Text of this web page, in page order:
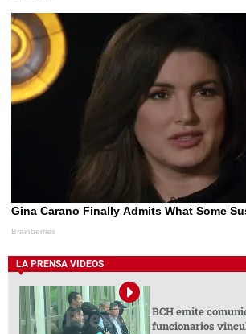
LA PRENSA VIDEOS
BCH emite
funcionarios